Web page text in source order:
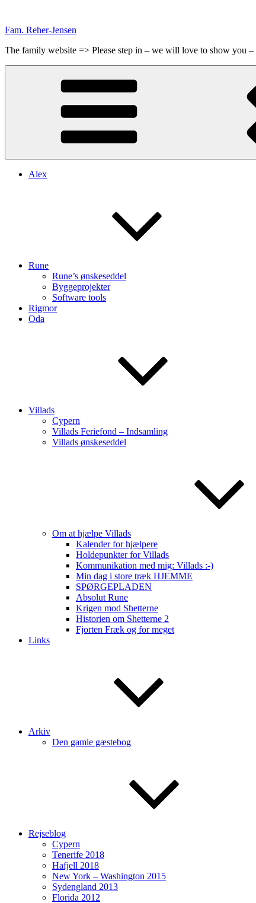
indhold
Fam. Reher-Jensen
The family website => Please step in – we will love to show you
Alex
Rune
Rune’s ønskeseddel
Byggeprojekter
Software tools
Rigmor
Oda
Villads
Cypern
Villads Feriefond – Indsamling
Villads ønskeseddel
Om at hjælpe Villads
Kalender for hjælpere
Holdepunkter for Villads
Kommunikation med mig: Villads :-)
Min dag i store træk HJEMME
SPØRGEPLADEN
Absolut Rune
Krigen mod Shetterne
Historien om Shetterne 2
Fjorten Fræk og for meget
Links
Arkiv
Den gamle gæstebog
Rejseblog
Cypern
Tenerife 2018
Hafjell 2018
New York – Washington 2015
Sydengland 2013
Florida 2012